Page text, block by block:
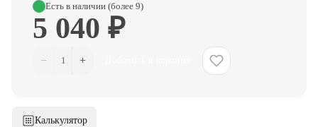
Есть в наличии (более 9)
5 040 ₽
− 1 +
Калькулятор